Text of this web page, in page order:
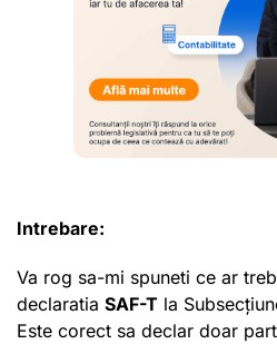
Intrebare:
Va rog sa-mi spuneti ce ar
declaratia SAF-T la
Este corect sa declar doar